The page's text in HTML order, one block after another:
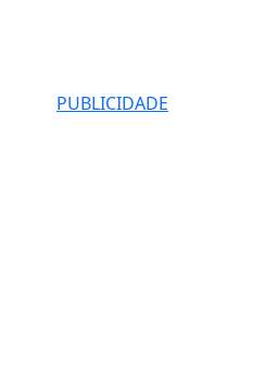
PUBLICIDADE